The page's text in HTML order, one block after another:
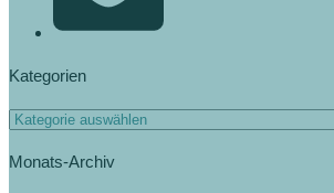
Kategorien
Monats-Archiv